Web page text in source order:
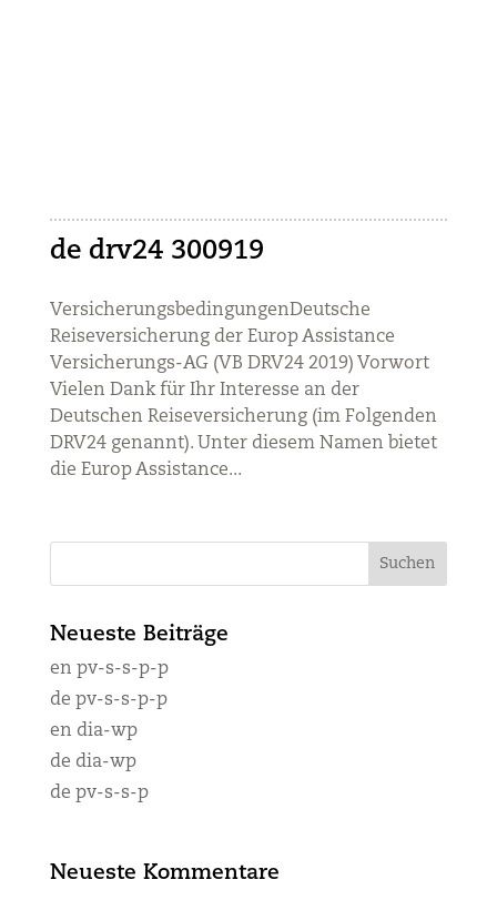
de drv24 300919
VersicherungsbedingungenDeutsche
Reiseversicherung der Europ Assistance
Versicherungs-AG (VB DRV24 2019) Vorwort
Vielen Dank für Ihr Interesse an der
Deutschen Reiseversicherung (im Folgenden
DRV24 genannt). Unter diesem Namen bietet
die Europ Assistance...
Neueste Beiträge
en pv-s-s-p-p
de pv-s-s-p-p
en dia-wp
de dia-wp
de pv-s-s-p
Neueste Kommentare